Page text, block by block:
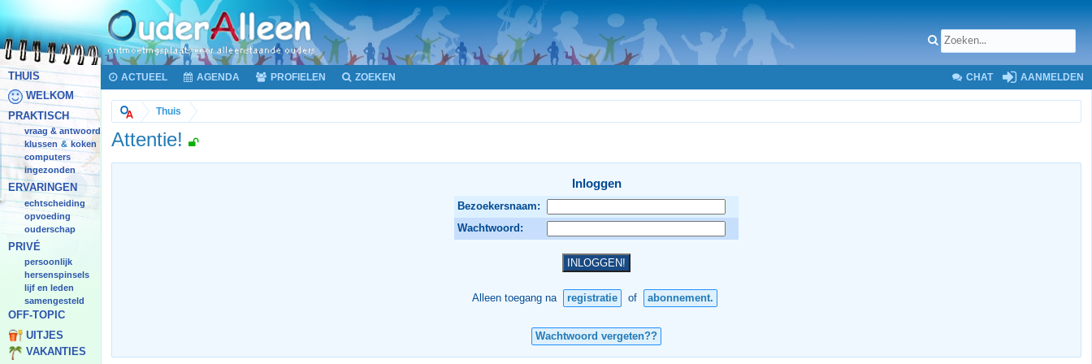
THUIS
WELKOM
PRAKTISCH
vraag & antwoord
klussen & koken
computers
ingezonden
ERVARINGEN
echtscheiding
opvoeding
ouderschap
PRIVÉ
persoonlijk
hersenspinsels
lijf en leden
samengesteld
OFF-TOPIC
UITJES
VAKANTIES
ACTUEEL AGENDA PROFIELEN ZOEKEN CHAT AANMELDEN
Thuis
Attentie!
Inloggen
Bezoekersnaam:
Wachtwoord:
Alleen toegang na registratie of abonnement.
Wachtwoord vergeten??